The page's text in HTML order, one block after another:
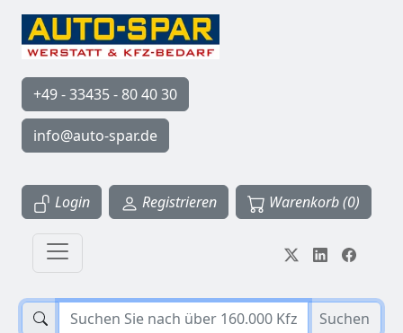
+49 - 33435 - 80 40 30
info@auto-spar.de
Login Registrieren Warenkorb (0)
Suchen